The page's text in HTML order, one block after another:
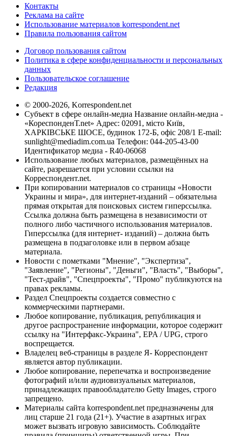
Контакты
Реклама на сайте
Использование материалов korrespondent.net
Правила пользования сайтом
Договор пользования сайтом
Политика в сфере конфиденциальности и персональных
данных
Пользовательское соглашение
Редакция
© 2000-2026, Korrespondent.net
Субъект в сфере онлайн-медиа Название онлайн-медиа -
«КореспонденТ.net» Адрес: 02091, місто Київ,
ХАРКІВСЬКЕ ШОСЕ, будинок 172-Б, офіс 208/1 E-mail:
sunlight@mediadim.com.ua Телефон: 044-205-43-00
Идентификатор медиа - R40-06068
Использование любых материалов, размещённых на
сайте, разрешается при условии ссылки на
Корреспондент.net.
При копировании материалов со страницы «Новости
Украины и мира», для интернет-изданий – обязательна
прямая открытая для поисковых систем гиперссылка.
Ссылка должна быть размещена в независимости от
полного либо частичного использования материалов.
Гиперссылка (для интернет- изданий) – должна быть
размещена в подзаголовке или в первом абзаце
материала.
Новости с пометками "Мнение", "Экспертиза",
"Заявление", "Регионы", "Деньги", "Власть", "Выборы",
"Тест-драйв", "Спецпроекты", "Промо" публикуются на
правах рекламы.
Раздел Спецпроекты создается совместно с
коммерческими партнерами.
Любое копирование, публикация, републикация и
другое распространение информации, которое содержит
ссылку на "Интерфакс-Украина", EPA / UPG, строго
воспрещается.
Владелец веб-страницы в разделе Я- Корреспондент
является автор публикации.
Любое копирование, перепечатка и воспроизведение
фотографий и/или аудиовизуальных материалов,
принадлежащих правообладателю Getty Images, строго
запрещено.
Материалы сайта korrespondent.net предназначены для
лиц старше 21 года (21+). Участие в азартных играх
может вызвать игровую зависимость. Соблюдайте